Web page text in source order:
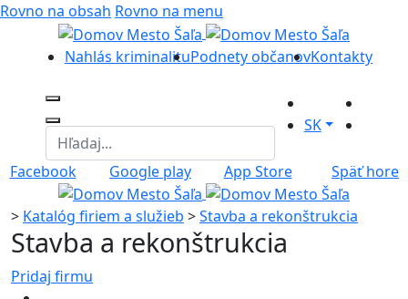
Rovno na obsah Rovno na menu
Nahlás kriminalituPodnety občanovKontakty
SK
Facebook Google play App Store Späť hore
> Katalóg firiem a služieb >Stavba a rekonštrukcia
Stavba a rekonštrukcia
Pridaj firmu